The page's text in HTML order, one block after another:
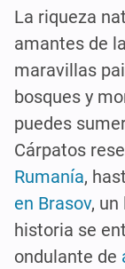
La riqueza
amantes de
maravillas
bosques y
puedes
Cárpatos
Rumanía,
en Brasov, un
historia se
ondulante de